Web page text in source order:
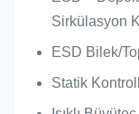
Sirkülasyon
ESD Bilek/
Statik